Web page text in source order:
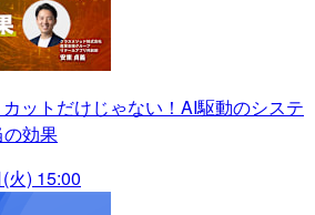
カットだけじゃない！AI駆動のシステ
効果
火) 15:00